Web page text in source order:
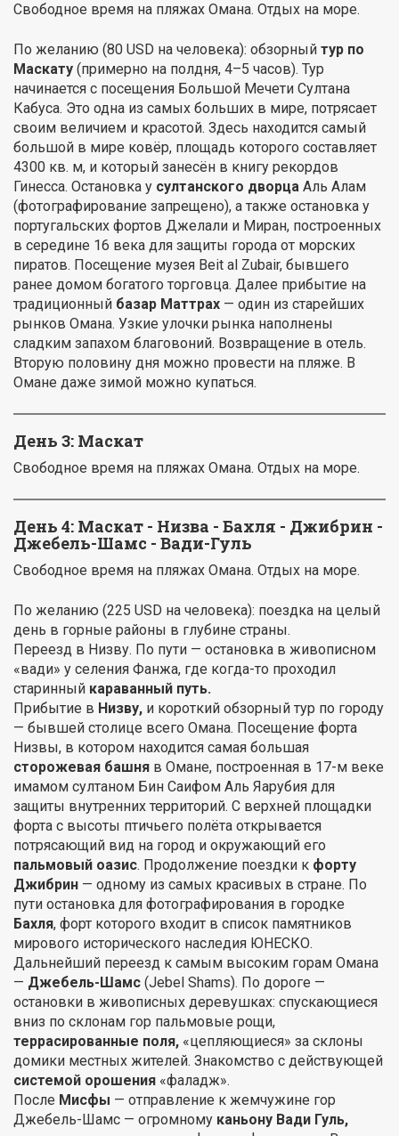
Свободное время на пляжах Омана. Отдых на море.
По желанию (80 USD на человека): обзорный тур по
Маскату (примерно на полдня, 4–5 часов). Тур
начинается с посещения Большой Мечети Султана
Кабуса. Это одна из самых больших в мире, потрясает
своим величием и красотой. Здесь находится самый
большой в мире ковёр, площадь которого составляет
4300 кв. м, и который занесён в книгу рекордов
Гинесса. Остановка у султанского дворца Аль Алам
(фотографирование запрещено), а также остановка у
португальских фортов Джелали и Миран, построенных
в середине 16 века для защиты города от морских
пиратов. Посещение музея Beit al Zubair, бывшего
ранее домом богатого торговца. Далее прибытие на
традиционный базар Маттрах — один из старейших
рынков Омана. Узкие улочки рынка наполнены
сладким запахом благовоний. Возвращение в отель.
Вторую половину дня можно провести на пляже. В
Омане даже зимой можно купаться.
День 3: Маскат
Свободное время на пляжах Омана. Отдых на море.
День 4: Маскат - Низва - Бахля - Джибрин -
Джебель-Шамс - Вади-Гуль
Свободное время на пляжах Омана. Отдых на море.
По желанию (225 USD на человека): поездка на целый
день в горные районы в глубине страны.
Переезд в Низву. По пути — остановка в живописном
«вади» у селения Фанжа, где когда-то проходил
старинный караванный путь.
Прибытие в Низву, и короткий обзорный тур по городу
— бывшей столице всего Омана. Посещение форта
Низвы, в котором находится самая большая
сторожевая башня в Омане, построенная в 17-м веке
имамом султаном Бин Саифом Аль Яарубия для
защиты внутренних территорий. С верхней площадки
форта с высоты птичьего полёта открывается
потрясающий вид на город и окружающий его
пальмовый оазис. Продолжение поездки к форту
Джибрин — одному из самых красивых в стране. По
пути остановка для фотографирования в городке
Бахля, форт которого входит в список памятников
мирового исторического наследия ЮНЕСКО.
Дальнейший переезд к самым высоким горам Омана
— Джебель-Шамс (Jebel Shams). По дороге —
остановки в живописных деревушках: спускающиеся
вниз по склонам гор пальмовые рощи,
террасированные поля, «цепляющиеся» за склоны
домики местных жителей. Знакомство с действующей
системой орошения «фаладж».
После Мисфы — отправление к жемчужине гор
Джебель-Шамс — огромному каньону Вади Гуль,